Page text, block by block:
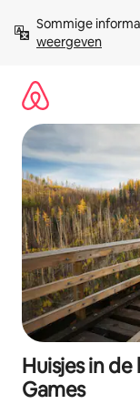
direct
naar
Sommige
weergeven
Huisjes in
Games